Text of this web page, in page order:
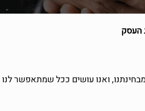
העסק
ואנו עושים ככל שמתאפשר